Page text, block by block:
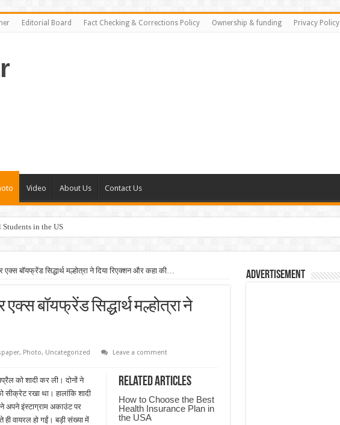
Editorial Board Fact Checking & Corrections Policy Ownership & funding Privacy Policy
Video About Us Contact Us
in the US
एक्स बॉयफ्रेंड सिद्धार्थ मल्होत्रा ​​ने दिया रिएक्शन और कहा की…
बॉयफ्रेंड सिद्धार्थ मल्होत्रा ​​ने
, Photo, Uncategorized
Leave a comment
Related Articles
How to Choose the Best
Health Insurance Plan in
the USA
को शादी कर ली। दोनों ने
सीक्रेट रखा था। हालांकि शादी
अपने इंस्टाग्राम अकाउंट पर
वायरल हो गईं। बड़ी संख्या में
Advertisement